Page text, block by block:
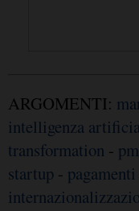
ARGOMENTI:
intelligenza
transformation -
startup - pagamenti